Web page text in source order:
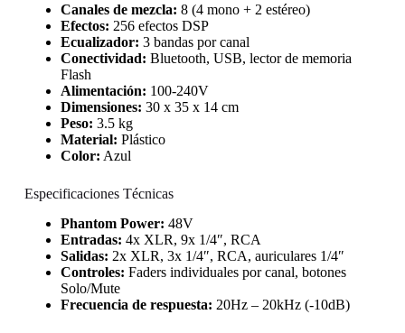
Canales de mezcla: 8 (4 mono + 2 estéreo)
Efectos: 256 efectos DSP
Ecualizador: 3 bandas por canal
Conectividad: Bluetooth, USB, lector de memoria
Flash
Alimentación: 100-240V
Dimensiones: 30 x 35 x 14 cm
Peso: 3.5 kg
Material: Plástico
Color: Azul
Especificaciones Técnicas
Phantom Power: 48V
Entradas: 4x XLR, 9x 1/4″, RCA
Salidas: 2x XLR, 3x 1/4″, RCA, auriculares 1/4″
Controles: Faders individuales por canal, botones
Solo/Mute
Frecuencia de respuesta: 20Hz – 20kHz (-10dB)